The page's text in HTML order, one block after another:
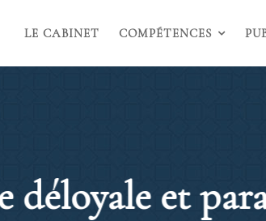
LE CABINET COMPÉTENCES
déloyale et